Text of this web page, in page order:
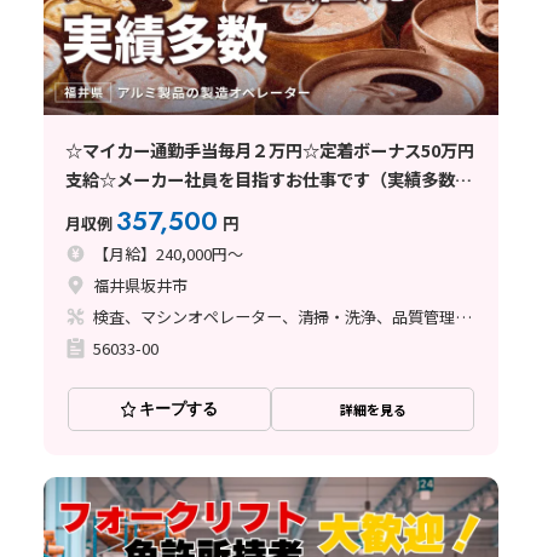
☆マイカー通勤手当毎月２万円☆定着ボーナス50万円
支給☆メーカー社員を目指すお仕事です（実績多数）
★アルミ製品の製造オペレータ★芦原温泉駅から車で
25分
月収例 357,500 円
【月給】240,000円～
福井県坂井市
検査、マシンオペレーター、清掃・洗浄、品質管理、メンテナンス・保全、フォークリフト、玉掛け・クレーン、鋳造・鍛造、立ち作業、塗装、バリ取り、その他
56033-00
キープする 詳細を見る